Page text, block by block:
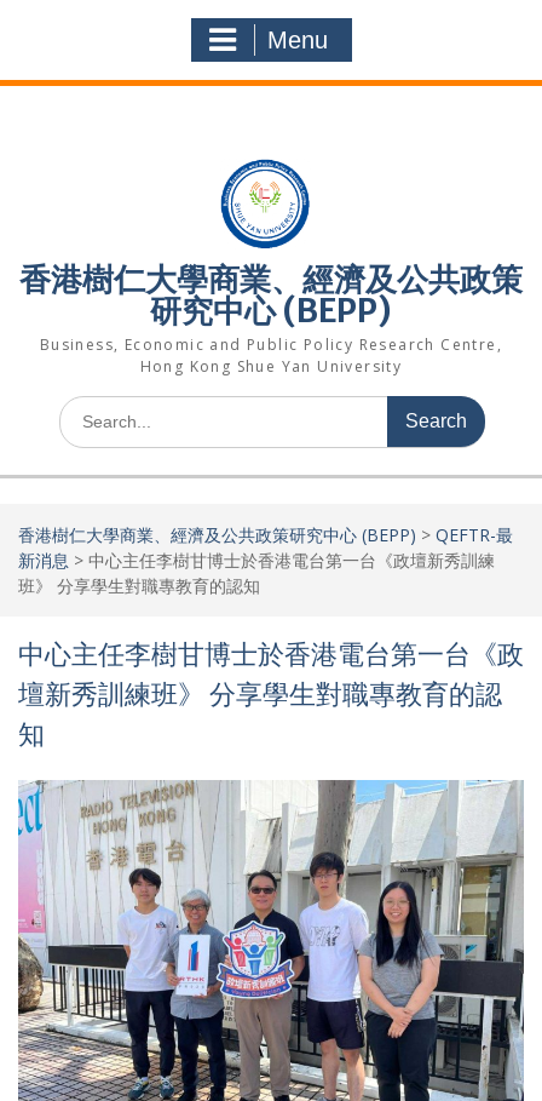
Menu
香港樹仁大學商業、經濟及公共政策
研究中心 (BEPP)
Business, Economic and Public Policy Research Centre,
Hong Kong Shue Yan University
Search
for:
香港樹仁大學商業、經濟及公共政策研究中心 (BEPP) > QEFTR-最
新消息 > 中心主任李樹甘博士於香港電台第一台《政壇新秀訓練
班》 分享學生對職專教育的認知
中心主任李樹甘博士於香港電台第一台《政
壇新秀訓練班》 分享學生對職專教育的認
知